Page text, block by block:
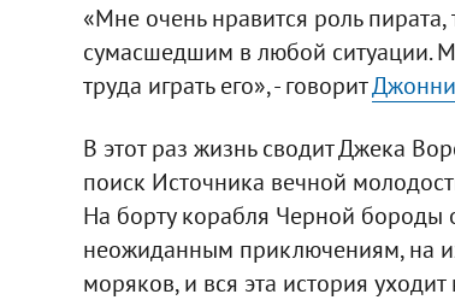
«Мне очень нравится роль
сумасшедшим в любой ситуации.
труда играть его», - говорит
В этот раз жизнь сводит Джека
поиск Источника вечной
На борту корабля Черной бороды
неожиданным приключениям, на
моряков, и вся эта история